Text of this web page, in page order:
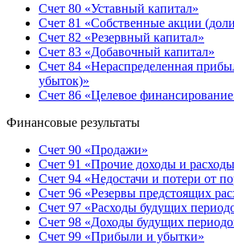
Счет 80 «Уставный капитал»
Счет 81 «Собственные акции
Счет 82 «Резервный капитал»
Счет 83 «Добавочный капитал»
Счет 84 «Нераспределенная
убыток)»
Счет 86 «Целевое
Финансовые результаты
Счет 90 «Продажи»
Счет 91 «Прочие доходы и
Счет 94 «Недостачи и потери от
Счет 96 «Резервы предстоящих
Счет 97 «Расходы будущих
Счет 98 «Доходы будущих
Счет 99 «Прибыли и убытки»